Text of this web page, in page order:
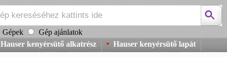
Gépek Gép ajánlatok
Hauser kenyérsütő alkatrész Hauser kenyérsütő lapát